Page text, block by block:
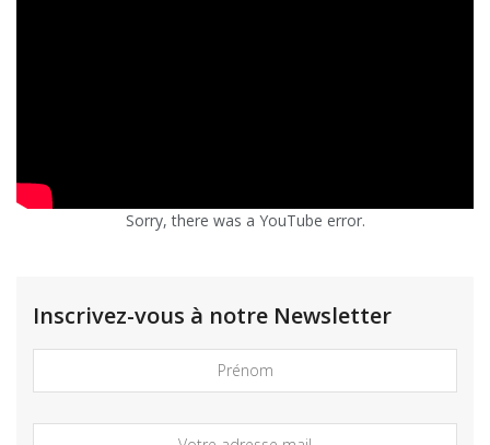
Sorry, there was a YouTube error.
Inscrivez-vous à notre Newsletter